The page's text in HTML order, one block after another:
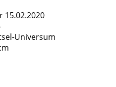
15.02.2020
Universum